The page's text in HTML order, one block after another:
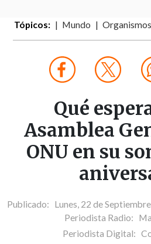
Tópicos: Mundo
Qué
Asamblea
ONU en su
Publicado: Lunes, 22 de
Periodista Radio:
Periodista Digital: